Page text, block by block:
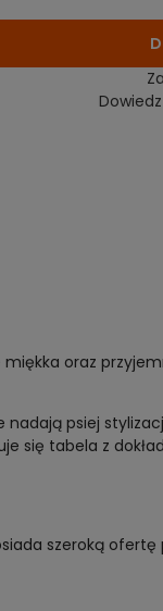
oraz
psiej
się tabela z
szeroką